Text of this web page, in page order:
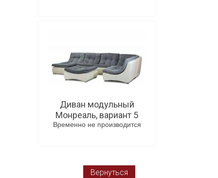
Диван модульный
Монреаль, вариант 5
Временно не производится
Вернуться